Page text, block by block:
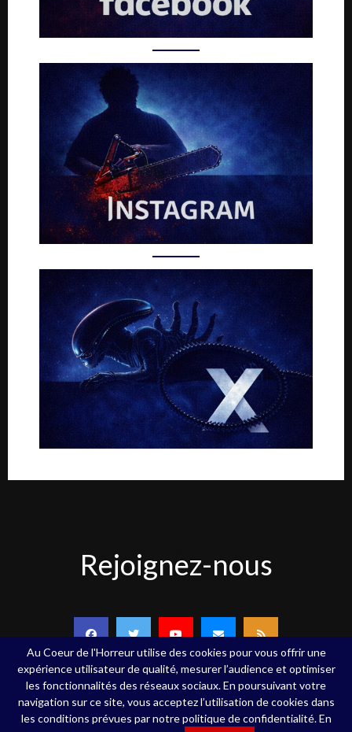
nous
Rejoignez-nous
Copyright ©Au Coeur de l'Horreur - 2020 - Tous droits réservés
Au Coeur de l'Horreur utilise des cookies pour vous offrir une
expérience utilisateur de qualité, mesurer l’audience et optimiser
les fonctionnalités des réseaux sociaux. En poursuivant votre
navigation sur ce site, vous acceptez l’utilisation de cookies dans
les conditions prévues par notre politique de confidentialité. En